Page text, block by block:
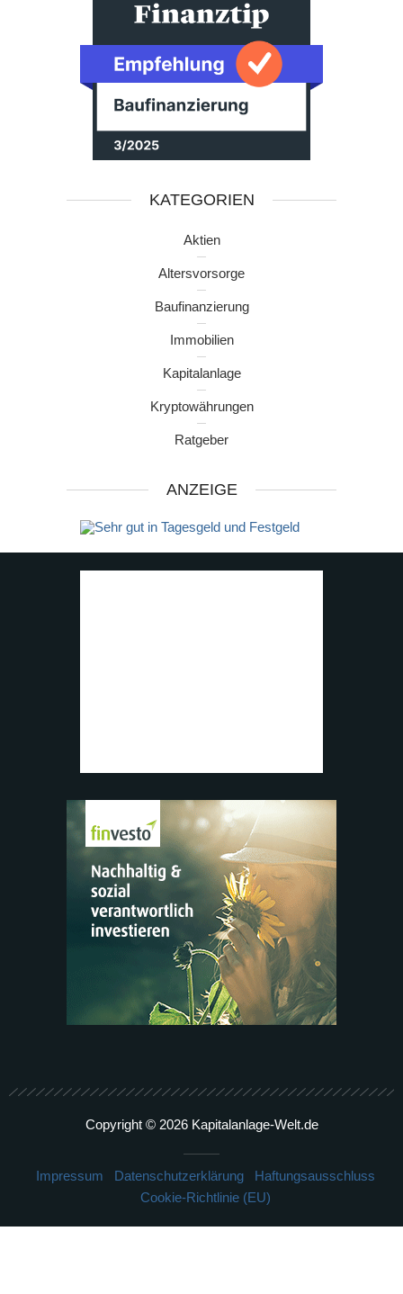
KATEGORIEN
Aktien
Altersvorsorge
Baufinanzierung
Immobilien
Kapitalanlage
Kryptowährungen
Ratgeber
ANZEIGE
Copyright © 2026 Kapitalanlage-Welt.de
Impressum Datenschutzerklärung
Haftungsausschluss
Cookie-Richtlinie (EU)